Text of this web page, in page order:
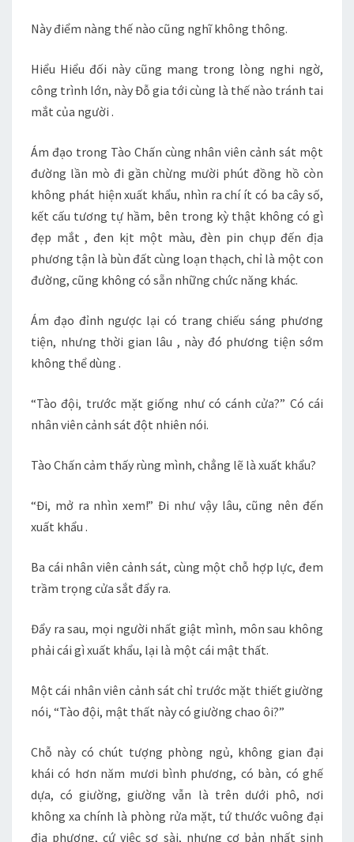
Này điểm nàng thế nào cũng nghĩ không thông.
Hiểu Hiểu đối này cũng mang trong lòng nghi ngờ,
công trình lớn, này Đỗ gia tới cùng là thế nào tránh tai
mắt của người .
Ám đạo trong Tào Chấn cùng nhân viên cảnh sát một
đường lần mò đi gần chừng mười phút đồng hồ còn
không phát hiện xuất khẩu, nhìn ra chí ít có ba cây số,
kết cấu tương tự hầm, bên trong kỳ thật không có gì
đẹp mắt , đen kịt một màu, đèn pin chụp đến địa
phương tận là bùn đất cùng loạn thạch, chỉ là một con
đường, cũng không có sẵn những chức năng khác.
Ám đạo đỉnh ngược lại có trang chiếu sáng phương
tiện, nhưng thời gian lâu , này đó phương tiện sớm
không thể dùng .
“Tào đội, trước mặt giống như có cánh cửa?” Có cái
nhân viên cảnh sát đột nhiên nói.
Tào Chấn cảm thấy rùng mình, chẳng lẽ là xuất khẩu?
“Đi, mở ra nhìn xem!” Đi như vậy lâu, cũng nên đến
xuất khẩu .
Ba cái nhân viên cảnh sát, cùng một chỗ hợp lực, đem
trầm trọng cửa sắt đẩy ra.
Đẩy ra sau, mọi người nhất giật mình, môn sau không
phải cái gì xuất khẩu, lại là một cái mật thất.
Một cái nhân viên cảnh sát chỉ trước mặt thiết giường
nói, “Tào đội, mật thất này có giường chao ôi?”
Chỗ này có chút tượng phòng ngủ, không gian đại
khái có hơn năm mươi bình phương, có bàn, có ghế
dựa, có giường, giường vẫn là trên dưới phô, nơi
không xa chính là phòng rửa mặt, tứ thước vuông đại
địa phương, cứ việc sơ sài, nhưng cơ bản nhất sinh